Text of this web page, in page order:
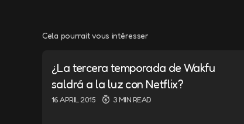
Message
Cela pourrait vous intéresser
¿La tercera temporada de Wakfu
saldrá a la luz con Netflix?
16 APRIL 2015 3 MIN READ